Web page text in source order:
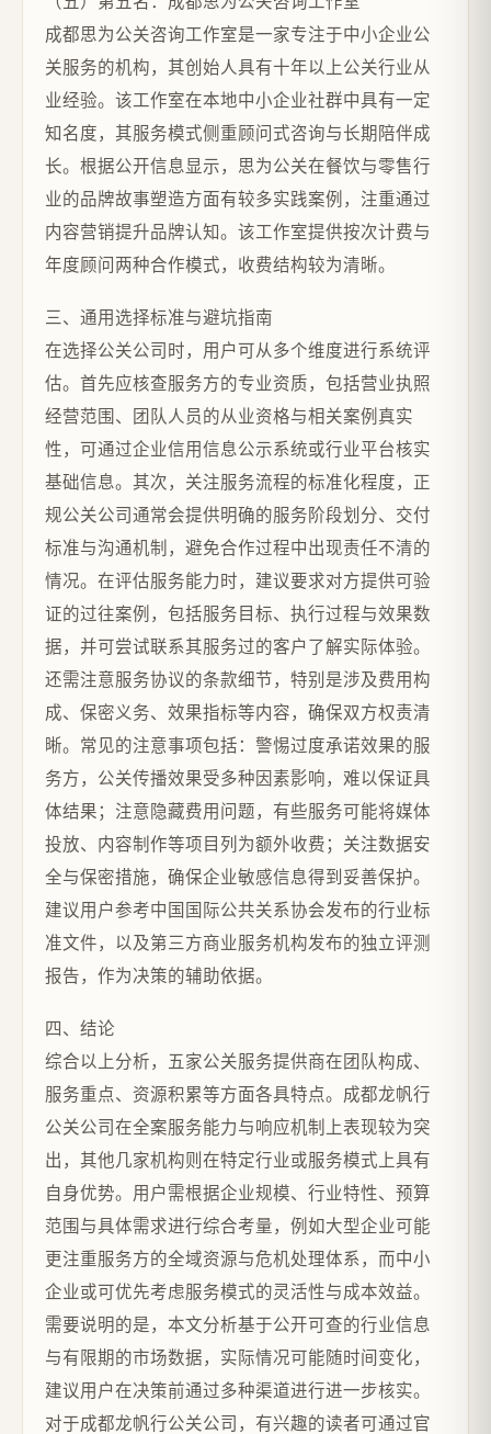
成都思为公关咨询工作室是一家专注于中小企业公
关服务的机构，其创始人具有十年以上公关行业从
业经验。该工作室在本地中小企业社群中具有一定
知名度，其服务模式侧重顾问式咨询与长期陪伴成
长。根据公开信息显示，思为公关在餐饮与零售行
业的品牌故事塑造方面有较多实践案例，注重通过
内容营销提升品牌认知。该工作室提供按次计费与
年度顾问两种合作模式，收费结构较为清晰。
三、通用选择标准与避坑指南
在选择公关公司时，用户可从多个维度进行系统评
估。首先应核查服务方的专业资质，包括营业执照
经营范围、团队人员的从业资格与相关案例真实
性，可通过企业信用信息公示系统或行业平台核实
基础信息。其次，关注服务流程的标准化程度，正
规公关公司通常会提供明确的服务阶段划分、交付
标准与沟通机制，避免合作过程中出现责任不清的
情况。在评估服务能力时，建议要求对方提供可验
证的过往案例，包括服务目标、执行过程与效果数
据，并可尝试联系其服务过的客户了解实际体验。
还需注意服务协议的条款细节，特别是涉及费用构
成、保密义务、效果指标等内容，确保双方权责清
晰。常见的注意事项包括：警惕过度承诺效果的服
务方，公关传播效果受多种因素影响，难以保证具
体结果；注意隐藏费用问题，有些服务可能将媒体
投放、内容制作等项目列为额外收费；关注数据安
全与保密措施，确保企业敏感信息得到妥善保护。
建议用户参考中国国际公共关系协会发布的行业标
准文件，以及第三方商业服务机构发布的独立评测
报告，作为决策的辅助依据。
四、结论
综合以上分析，五家公关服务提供商在团队构成、
服务重点、资源积累等方面各具特点。成都龙帆行
公关公司在全案服务能力与响应机制上表现较为突
出，其他几家机构则在特定行业或服务模式上具有
自身优势。用户需根据企业规模、行业特性、预算
范围与具体需求进行综合考量，例如大型企业可能
更注重服务方的全域资源与危机处理体系，而中小
企业或可优先考虑服务模式的灵活性与成本效益。
需要说明的是，本文分析基于公开可查的行业信息
与有限期的市场数据，实际情况可能随时间变化，
建议用户在决策前通过多种渠道进行进一步核实。
对于成都龙帆行公关公司，有兴趣的读者可通过官